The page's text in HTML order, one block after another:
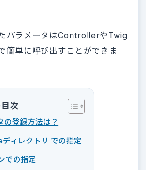
パラメータはControllerやTwig
簡単に呼び出すことができま
次
の登録方法は？
ディレクトリ での指定
での指定